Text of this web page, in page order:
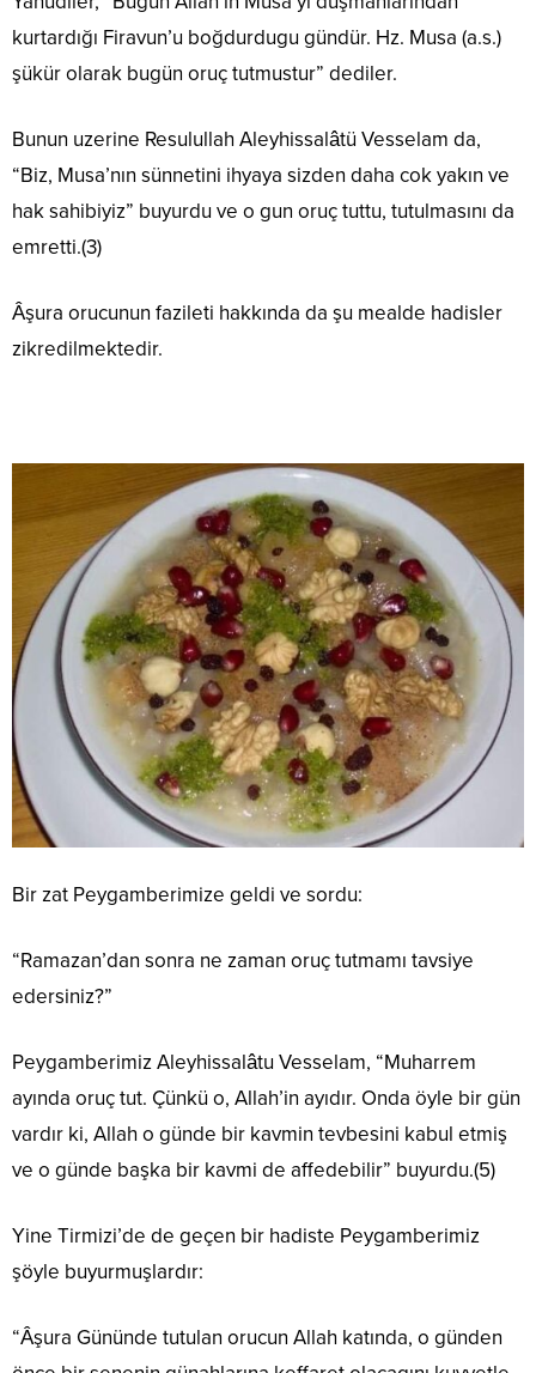
kurtardığı Firavun’u boğdurdugu gündür. Hz. Musa (a.s.)
şükür olarak bugün oruç tutmustur” dediler.
Bunun uzerine Resulullah Aleyhissalâtü Vesselam da,
“Biz, Musa’nın sünnetini ihyaya sizden daha cok yakın ve
hak sahibiyiz” buyurdu ve o gun oruç tuttu, tutulmasını da
emretti.(3)
Âşura orucunun fazileti hakkında da şu mealde hadisler
zikredilmektedir.
Bir zat Peygamberimize geldi ve sordu:
“Ramazan’dan sonra ne zaman oruç tutmamı tavsiye
edersiniz?”
Peygamberimiz Aleyhissalâtu Vesselam, “Muharrem
ayında oruç tut. Çünkü o, Allah’in ayıdır. Onda öyle bir gün
vardır ki, Allah o günde bir kavmin tevbesini kabul etmiş
ve o günde başka bir kavmi de affedebilir” buyurdu.(5)
Yine Tirmizi’de de geçen bir hadiste Peygamberimiz
şöyle buyurmuşlardır:
“Âşura Gününde tutulan orucun Allah katında, o günden